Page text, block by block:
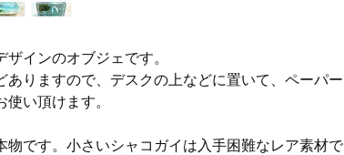
インのオブジェです。
ありますので、デスクの上などに置いて、ペーパー
い頂けます。
です。小さいシャコガイは入手困難なレア素材で